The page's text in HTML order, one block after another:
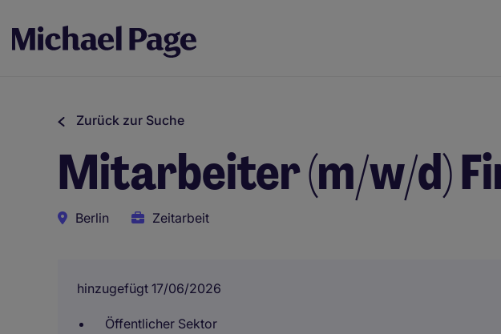
Zurück zur Suche
Mitarbeiter (m/w/d)
Berlin Zeitarbeit
hinzugefügt 17/06/2026
Öffentlicher Sektor